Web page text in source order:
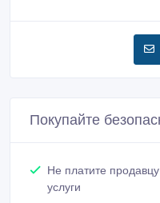
Покупайте
Не платите
услуги